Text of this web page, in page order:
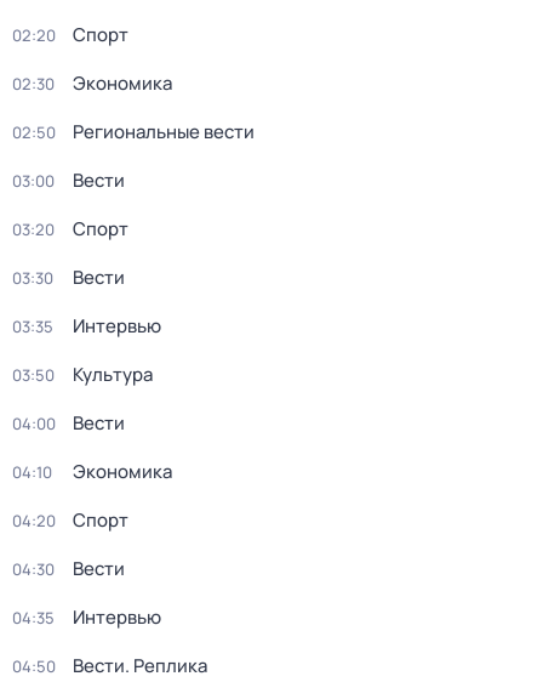
02:20 Спорт
02:30 Экономика
02:50 Региональные вести
03:00 Вести
03:20 Спорт
03:30 Вести
03:35 Интервью
03:50 Культура
04:00 Вести
04:10 Экономика
04:20 Спорт
04:30 Вести
04:35 Интервью
04:50 Вести. Реплика